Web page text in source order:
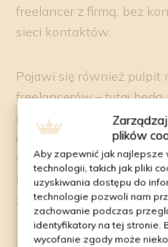
plików
Aby zapewnić jak najlepsze
technologii, takich jak pliki
uzyskiwania dostępu do
technologie pozwoli nam
zachowanie podczas
identyfikatory na tej stronie.
wycofanie zgody może
freelancer z firmą, bez
sieci kontaktów.
Pojawi się również pulpit
freelancerów – tutaj będą
pytaniami od
odpowiadać. Zakładka
więc to takie
i przeczytać, jakie
żeby ich nie powielać.